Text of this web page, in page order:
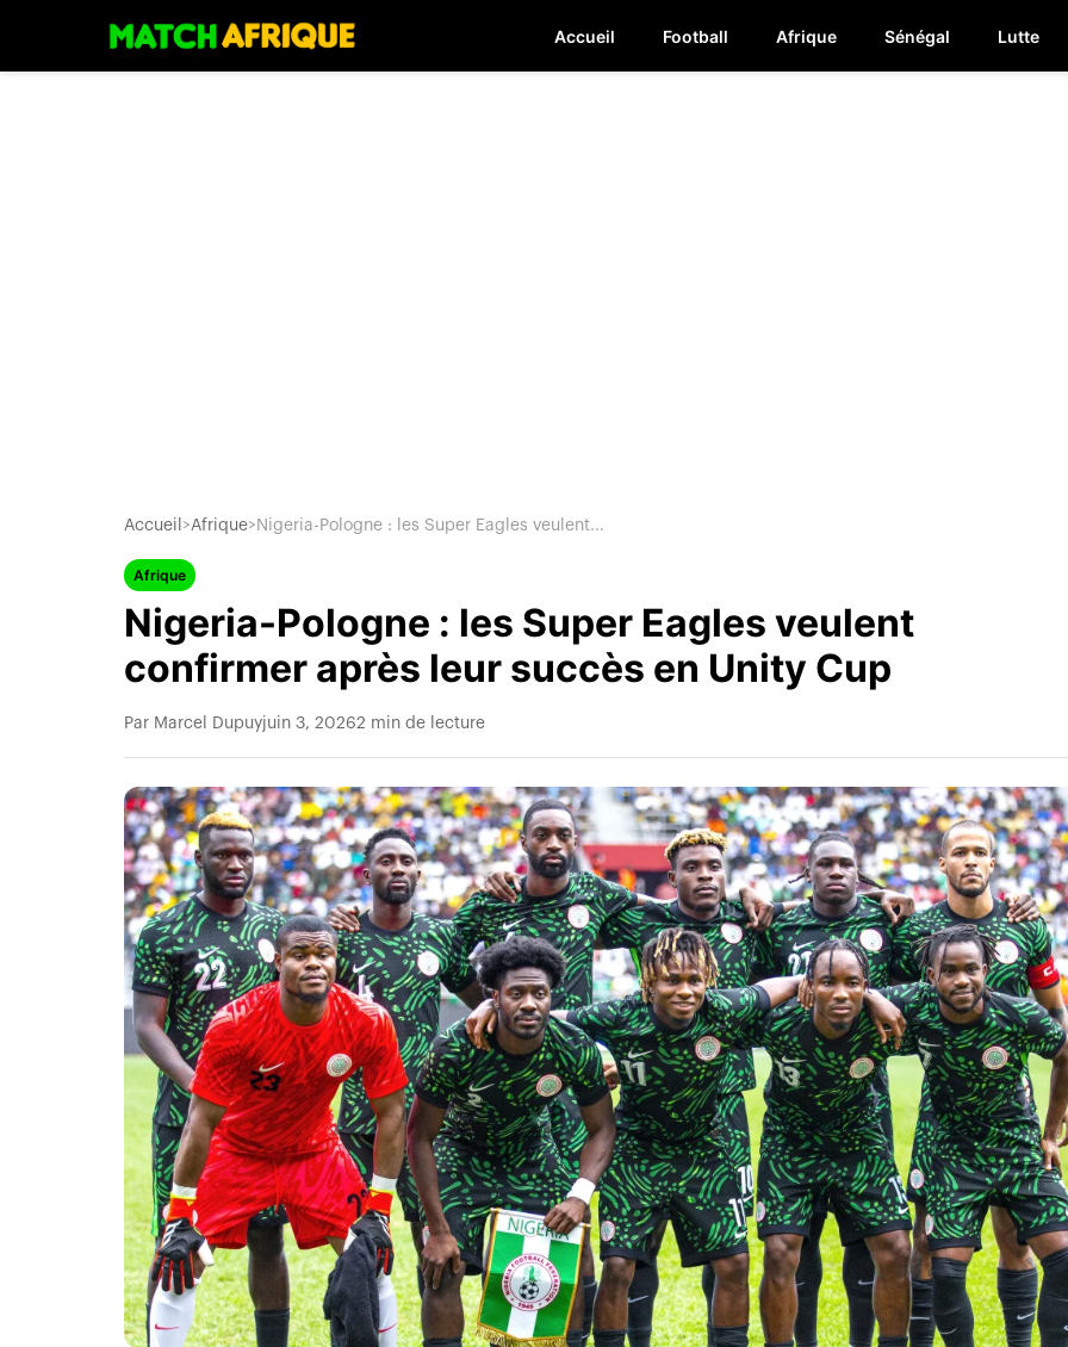
Accueil Football Afrique Sénégal Lutte
Accueil >Afrique> Nigeria-Pologne : les Super Eagles veulent...
Afrique
Nigeria-Pologne : les Super Eagles veulent
confirmer après leur succès en Unity Cup
Par Marcel Dupuyjuin 3, 20262 min de lecture